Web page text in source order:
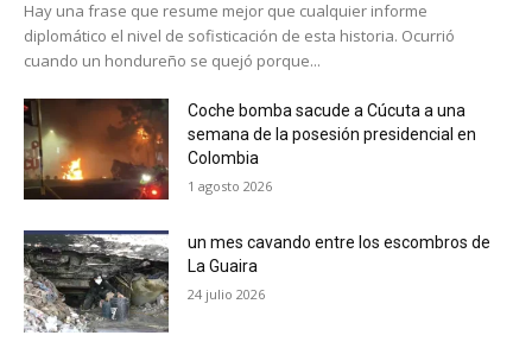
Hay una frase que resume mejor que cualquier informe
diplomático el nivel de sofisticación de esta historia. Ocurrió
cuando un hondureño se quejó porque...
Coche bomba sacude a Cúcuta a una
semana de la posesión presidencial en
Colombia
1 agosto 2026
un mes cavando entre los escombros de
La Guaira
24 julio 2026